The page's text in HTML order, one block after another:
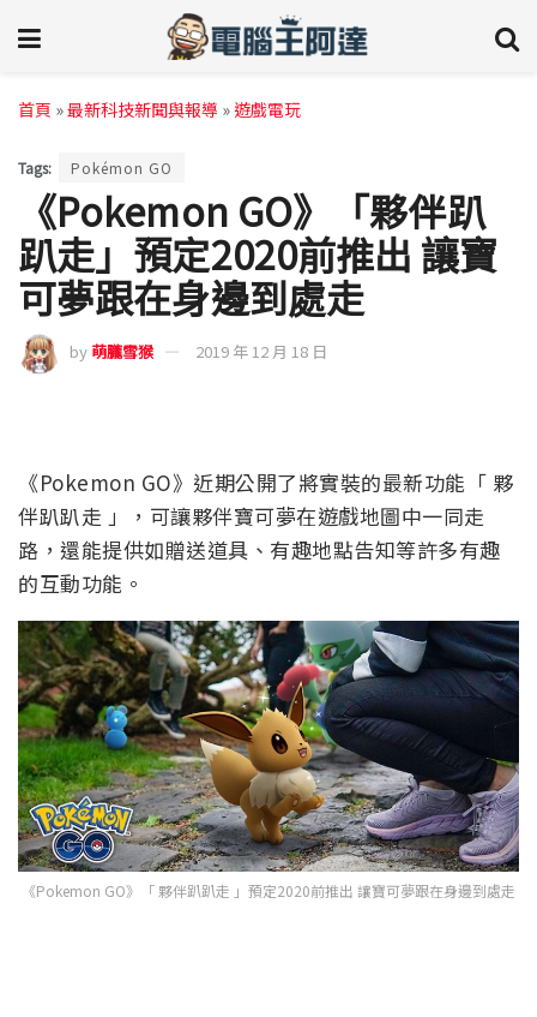
首頁 »最新科技新聞與報導 »遊戲電玩
Tags: Pokémon GO
《Pokemon GO》「夥伴趴
趴走」預定2020前推出 讓寶
可夢跟在身邊到處走
by 萌朧雪猴 2019 年 12 月 18 日
《Pokemon GO》近期公開了將實裝的最新功能「 夥
伴趴趴走 」，可讓夥伴寶可夢在遊戲地圖中一同走
路，還能提供如贈送道具、有趣地點告知等許多有趣
的互動功能。
《Pokemon GO》「 夥伴趴趴走 」預定2020前推出 讓寶可夢跟在身邊到處走